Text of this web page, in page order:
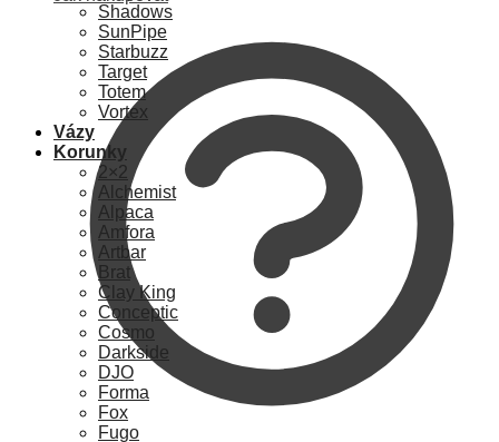
Shadows
SunPipe
Starbuzz
Target
Totem
Vortex
Vázy
Korunky
2×2
Alchemist
Alpaca
Amfora
Artbar
Brat
Clay King
Conceptic
Cosmo
Darkside
DJO
Forma
Fox
Fugo